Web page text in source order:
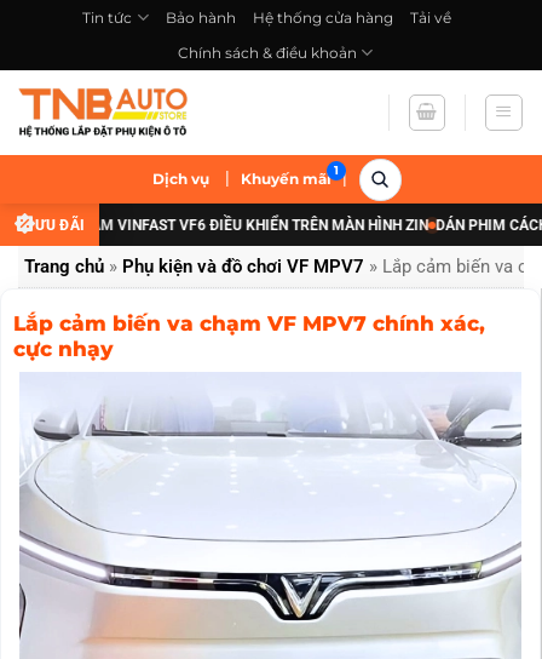
nội
dung
Tin tức Bảo hành Hệ thống cửa hàng
Tải về
Chính sách & điều khoản
Dịch vụ | Khuyến mãi |
ƯU ĐÃI
GẦM VINFAST VF6 ĐIỀU KHIỂN TRÊN MÀN HÌNH ZIN DÁN PHIM CÁCH
Trang chủ » Phụ kiện và đồ chơi VF MPV7 » Lắp cảm biến va
Lắp cảm biến va chạm VF MPV7 chính xác,
cực nhạy